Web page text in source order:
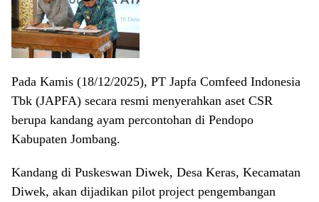
Pada Kamis (18/12/2025), PT Japfa Comfeed Indonesia
Tbk (JAPFA) secara resmi menyerahkan aset CSR
berupa kandang ayam percontohan di Pendopo
Kabupaten Jombang.
Kandang di Puskeswan Diwek, Desa Keras, Kecamatan
Diwek, akan dijadikan pilot project pengembangan